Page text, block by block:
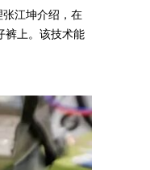
江坤介绍，在
裤上。该技术能